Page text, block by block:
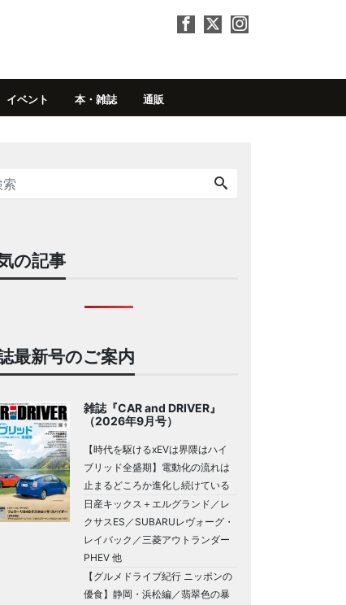
イベント 本・雑誌 通販
の記事
最新号のご案内
雑誌『CAR and DRIVER』
（2026年9月号）
【時代を駆けるxEVは界隈はハイ
ブリッド全盛期】電動化の流れは
止まるどころか進化し続けている
日産キックス＋エルグランド／レ
クサスES／SUBARUレヴォーグ・
レイバック／三菱アウトランダー
PHEV 他
【グルメドライブ紀行 ニッポンの
優食】静岡・浜松編／翡翠色の暴